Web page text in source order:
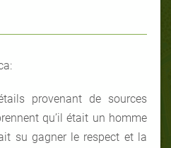
provenant de sources
qu’il était un homme
su gagner le respect et la